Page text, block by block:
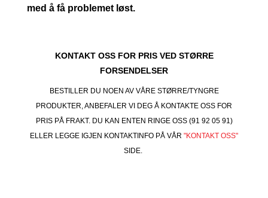
med å få problemet løst.
KONTAKT OSS FOR PRIS VED STØRRE
FORSENDELSER
BESTILLER DU NOEN AV VÅRE STØRRE/TYNGRE
PRODUKTER, ANBEFALER VI DEG Å KONTAKTE OSS FOR
PRIS PÅ FRAKT. DU KAN ENTEN RINGE OSS (91 92 05 91)
ELLER LEGGE IGJEN KONTAKTINFO PÅ VÅR "KONTAKT OSS"
SIDE.